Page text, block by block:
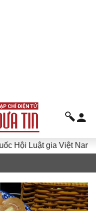
Việt Nam lần thứ XV